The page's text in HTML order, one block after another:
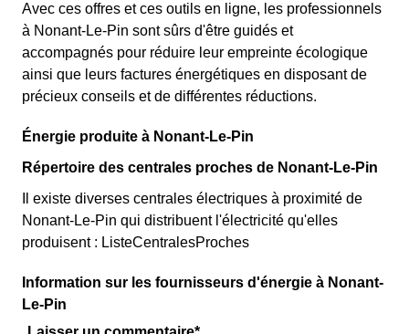
Avec ces offres et ces outils en ligne, les professionnels
à Nonant-Le-Pin sont sûrs d'être guidés et
accompagnés pour réduire leur empreinte écologique
ainsi que leurs factures énergétiques en disposant de
précieux conseils et de différentes réductions.
Énergie produite à Nonant-Le-Pin
Répertoire des centrales proches de Nonant-Le-Pin
Il existe diverses centrales électriques à proximité de
Nonant-Le-Pin qui distribuent l'électricité qu'elles
produisent : ListeCentralesProches
Information sur les fournisseurs d'énergie à Nonant-
Le-Pin